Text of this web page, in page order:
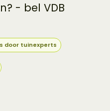
- bel VDB
door tuinexperts